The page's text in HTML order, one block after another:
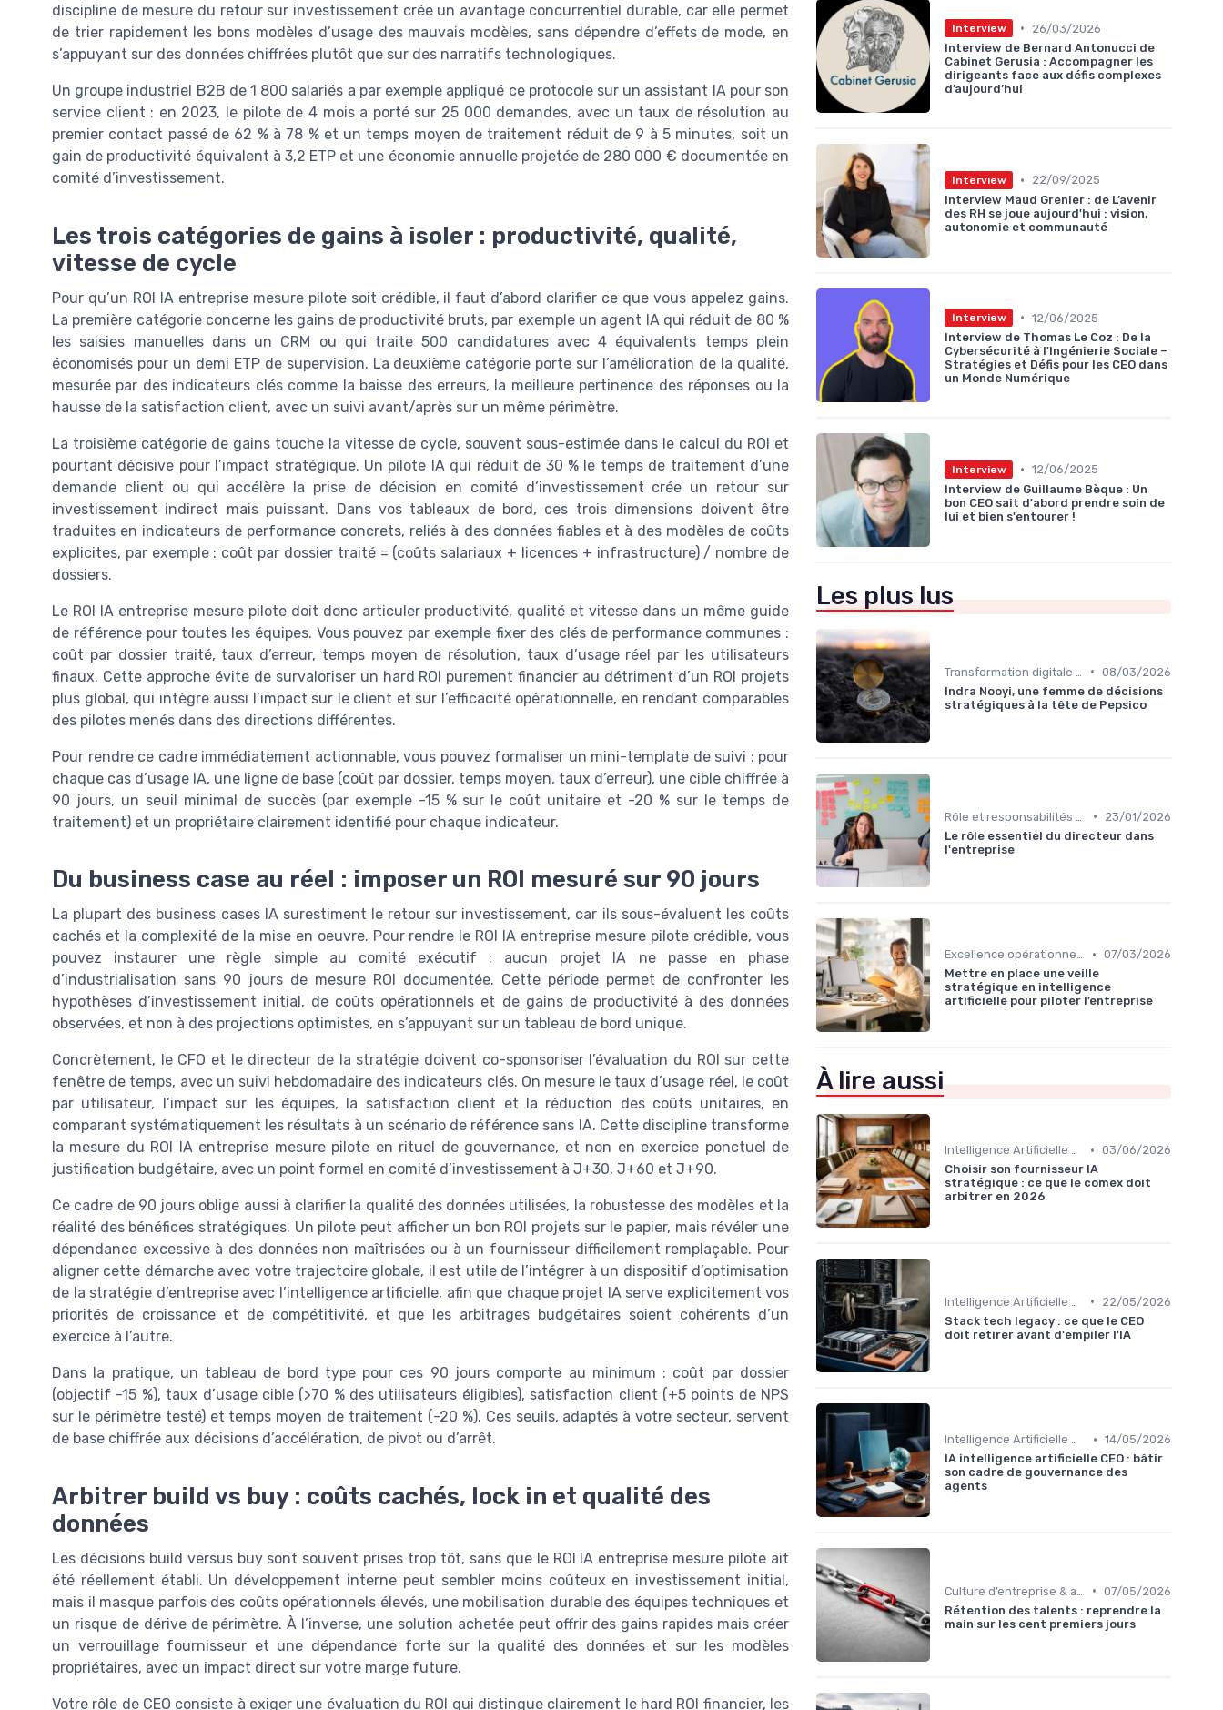
discipline de mesure du retour sur investissement crée un avantage concurrentiel durable, car elle permet
de trier rapidement les bons modèles d’usage des mauvais modèles, sans dépendre d’effets de mode, en
s’appuyant sur des données chiffrées plutôt que sur des narratifs technologiques.
Un groupe industriel B2B de 1 800 salariés a par exemple appliqué ce protocole sur un assistant IA pour son
service client : en 2023, le pilote de 4 mois a porté sur 25 000 demandes, avec un taux de résolution au
premier contact passé de 62 % à 78 % et un temps moyen de traitement réduit de 9 à 5 minutes, soit un
gain de productivité équivalent à 3,2 ETP et une économie annuelle projetée de 280 000 € documentée en
comité d’investissement.
Les trois catégories de gains à isoler : productivité, qualité,
vitesse de cycle
Pour qu’un ROI IA entreprise mesure pilote soit crédible, il faut d’abord clarifier ce que vous appelez gains.
La première catégorie concerne les gains de productivité bruts, par exemple un agent IA qui réduit de 80 %
les saisies manuelles dans un CRM ou qui traite 500 candidatures avec 4 équivalents temps plein
économisés pour un demi ETP de supervision. La deuxième catégorie porte sur l’amélioration de la qualité,
mesurée par des indicateurs clés comme la baisse des erreurs, la meilleure pertinence des réponses ou la
hausse de la satisfaction client, avec un suivi avant/après sur un même périmètre.
La troisième catégorie de gains touche la vitesse de cycle, souvent sous-estimée dans le calcul du ROI et
pourtant décisive pour l’impact stratégique. Un pilote IA qui réduit de 30 % le temps de traitement d’une
demande client ou qui accélère la prise de décision en comité d’investissement crée un retour sur
investissement indirect mais puissant. Dans vos tableaux de bord, ces trois dimensions doivent être
traduites en indicateurs de performance concrets, reliés à des données fiables et à des modèles de coûts
explicites, par exemple : coût par dossier traité = (coûts salariaux + licences + infrastructure) / nombre de
dossiers.
Le ROI IA entreprise mesure pilote doit donc articuler productivité, qualité et vitesse dans un même guide
de référence pour toutes les équipes. Vous pouvez par exemple fixer des clés de performance communes :
coût par dossier traité, taux d’erreur, temps moyen de résolution, taux d’usage réel par les utilisateurs
finaux. Cette approche évite de survaloriser un hard ROI purement financier au détriment d’un ROI projets
plus global, qui intègre aussi l’impact sur le client et sur l’efficacité opérationnelle, en rendant comparables
des pilotes menés dans des directions différentes.
Pour rendre ce cadre immédiatement actionnable, vous pouvez formaliser un mini-template de suivi : pour
chaque cas d’usage IA, une ligne de base (coût par dossier, temps moyen, taux d’erreur), une cible chiffrée à
90 jours, un seuil minimal de succès (par exemple -15 % sur le coût unitaire et -20 % sur le temps de
traitement) et un propriétaire clairement identifié pour chaque indicateur.
Du business case au réel : imposer un ROI mesuré sur 90 jours
La plupart des business cases IA surestiment le retour sur investissement, car ils sous-évaluent les coûts
cachés et la complexité de la mise en oeuvre. Pour rendre le ROI IA entreprise mesure pilote crédible, vous
pouvez instaurer une règle simple au comité exécutif : aucun projet IA ne passe en phase
d’industrialisation sans 90 jours de mesure ROI documentée. Cette période permet de confronter les
hypothèses d’investissement initial, de coûts opérationnels et de gains de productivité à des données
observées, et non à des projections optimistes, en s’appuyant sur un tableau de bord unique.
Concrètement, le CFO et le directeur de la stratégie doivent co-sponsoriser l’évaluation du ROI sur cette
fenêtre de temps, avec un suivi hebdomadaire des indicateurs clés. On mesure le taux d’usage réel, le coût
par utilisateur, l’impact sur les équipes, la satisfaction client et la réduction des coûts unitaires, en
comparant systématiquement les résultats à un scénario de référence sans IA. Cette discipline transforme
la mesure du ROI IA entreprise mesure pilote en rituel de gouvernance, et non en exercice ponctuel de
justification budgétaire, avec un point formel en comité d’investissement à J+30, J+60 et J+90.
Ce cadre de 90 jours oblige aussi à clarifier la qualité des données utilisées, la robustesse des modèles et la
réalité des bénéfices stratégiques. Un pilote peut afficher un bon ROI projets sur le papier, mais révéler une
dépendance excessive à des données non maîtrisées ou à un fournisseur difficilement remplaçable. Pour
aligner cette démarche avec votre trajectoire globale, il est utile de l’intégrer à un dispositif d’optimisation
de la stratégie d’entreprise avec l’intelligence artificielle, afin que chaque projet IA serve explicitement vos
priorités de croissance et de compétitivité, et que les arbitrages budgétaires soient cohérents d’un
exercice à l’autre.
Dans la pratique, un tableau de bord type pour ces 90 jours comporte au minimum : coût par dossier
(objectif -15 %), taux d’usage cible (>70 % des utilisateurs éligibles), satisfaction client (+5 points de NPS
sur le périmètre testé) et temps moyen de traitement (-20 %). Ces seuils, adaptés à votre secteur, servent
de base chiffrée aux décisions d’accélération, de pivot ou d’arrêt.
Arbitrer build vs buy : coûts cachés, lock in et qualité des
données
Les décisions build versus buy sont souvent prises trop tôt, sans que le ROI IA entreprise mesure pilote ait
été réellement établi. Un développement interne peut sembler moins coûteux en investissement initial,
mais il masque parfois des coûts opérationnels élevés, une mobilisation durable des équipes techniques et
un risque de dérive de périmètre. À l’inverse, une solution achetée peut offrir des gains rapides mais créer
un verrouillage fournisseur et une dépendance forte sur la qualité des données et sur les modèles
propriétaires, avec un impact direct sur votre marge future.
Votre rôle de CEO consiste à exiger une évaluation du ROI qui distingue clairement le hard ROI financier, les
Interview •
26/03/2026
Interview de Bernard Antonucci de
Cabinet Gerusia : Accompagner les
dirigeants face aux défis complexes
d’aujourd’hui
Interview •
22/09/2025
Interview Maud Grenier : de L’avenir
des RH se joue aujourd'hui : vision,
autonomie et communauté
Interview • 12/06/2025
Interview de Thomas Le Coz : De la
Cybersécurité à l'Ingénierie Sociale –
Stratégies et Défis pour les CEO dans
un Monde Numérique
Interview • 12/06/2025
Interview de Guillaume Bèque : Un
bon CEO sait d'abord prendre soin de
lui et bien s'entourer !
Les plus lus
• 08/03/2026
Indra Nooyi, une femme de décisions
stratégiques à la tête de Pepsico
•
23/01/2026
Le rôle essentiel du directeur dans
l'entreprise
Excellence opérationnelle • 07/03/2026
Mettre en place une veille
stratégique en intelligence
artificielle pour piloter l’entreprise
À lire aussi
Intelligence Artificielle & stratégie • 03/06/2026
Choisir son fournisseur IA
stratégique : ce que le comex doit
arbitrer en 2026
•
22/05/2026
Stack tech legacy : ce que le CEO
doit retirer avant d'empiler l'IA
Intelligence Artificielle & stratégie • 14/05/2026
IA intelligence artificielle CEO : bâtir
son cadre de gouvernance des
agents
• 07/05/2026
Rétention des talents : reprendre la
main sur les cent premiers jours